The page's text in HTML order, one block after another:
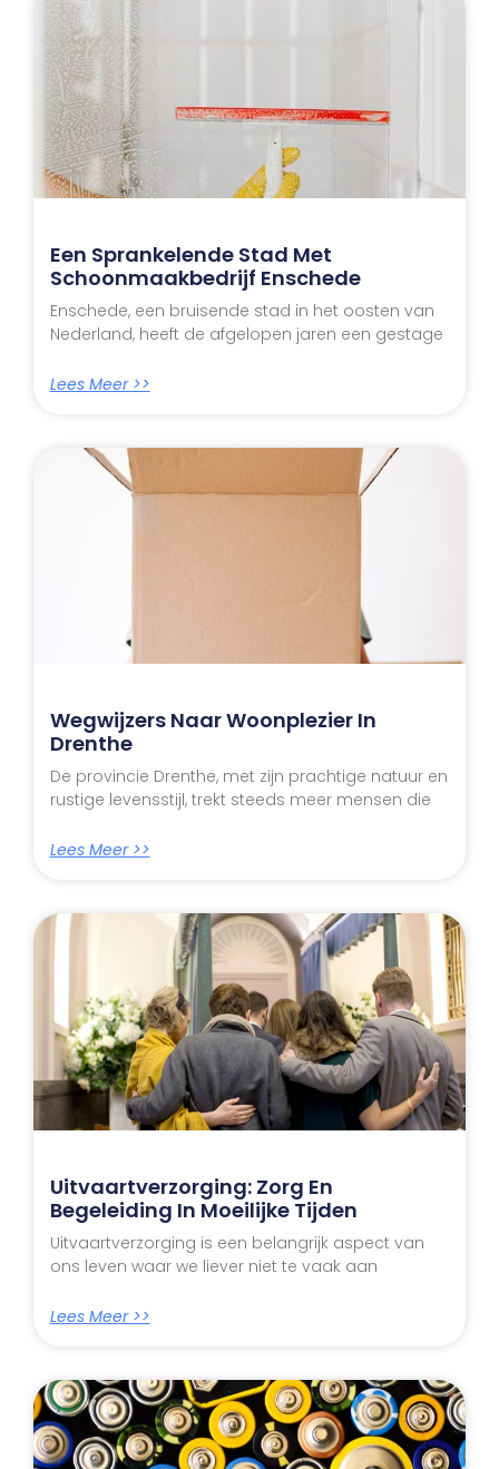
Een Sprankelende Stad Met
Schoonmaakbedrijf Enschede
Enschede, een bruisende stad in het oosten van
Nederland, heeft de afgelopen jaren een gestage
Lees Meer >>
Wegwijzers Naar Woonplezier In
Drenthe
De provincie Drenthe, met zijn prachtige natuur en
rustige levensstijl, trekt steeds meer mensen die
Lees Meer >>
Uitvaartverzorging: Zorg En
Begeleiding In Moeilijke Tijden
Uitvaartverzorging is een belangrijk aspect van
ons leven waar we liever niet te vaak aan
Lees Meer >>